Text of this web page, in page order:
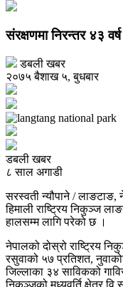
संरक्षणमा निरन्तर ४३
डबली खबर
२०७५ बैशाख ५, बुधबार
डबली खबर
८ साल अगाडी
सरस्वती न्यौपाने / लाङटाङ,
हिमाली राष्ट्रिय निकुञ्ज
हालसम्म लागि परेको छ ।
नेपालको दोस्रो राष्ट्रिय
रसुवाको ५७ प्रतिशत,
जिल्लाका ३४ साविकको